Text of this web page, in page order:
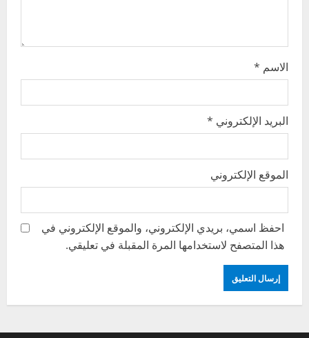
n
الاسم *
البريد الإلكتروني *
الموقع الإلكتروني
احفظ اسمي، بريدي الإلكتروني، والموقع الإلكتروني في
هذا المتصفح لاستخدامها المرة المقبلة في تعليقي.